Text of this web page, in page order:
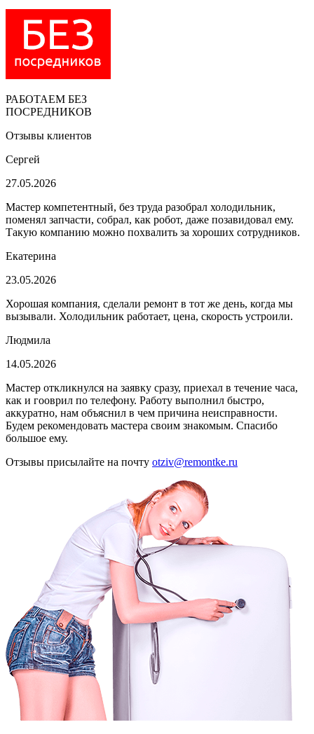
РАБОТАЕМ БЕЗ
ПОСРЕДНИКОВ
Отзывы клиентов
Сергей
27.05.2026
Мастер компетентный, без труда разобрал холодильник,
поменял запчасти, собрал, как робот, даже позавидовал ему.
Такую компанию можно похвалить за хороших сотрудников.
Екатерина
23.05.2026
Хорошая компания, сделали ремонт в тот же день, когда мы
вызывали. Холодильник работает, цена, скорость устроили.
Людмила
14.05.2026
Мастер откликнулся на заявку сразу, приехал в течение часа,
как и гооврил по телефону. Работу выполнил быстро,
аккуратно, нам объяснил в чем причина неисправности.
Будем рекомендовать мастера своим знакомым. Спасибо
большое ему.
Отзывы присылайте на почту otziv@remontke.ru